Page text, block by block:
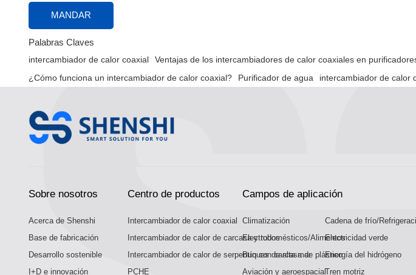
MANDAR
Palabras Claves
intercambiador de calor coaxial
Ventajas de los intercambiadores de calor coaxiales en
¿Cómo funciona un intercambiador de calor coaxial?
Purificador de agua intercambiador de calor
Sobre nosotros
Acerca de Shenshi
Base de fabricación
Desarrollo sostenible
I+D e innovación
Centro de productos
Intercambiador de calor coaxial
Intercambiador de calor de carcasa y tubos
Intercambiador de calor de serpentín con carcasa de plástico
PCHE
Campos de aplicación
Climatización
Cadena de frío/
Electrodomésticos/AlimentosElectricidad verde
Buques de alta mar
Energía del hidrógeno
Aviación y aeroespacialTren motriz